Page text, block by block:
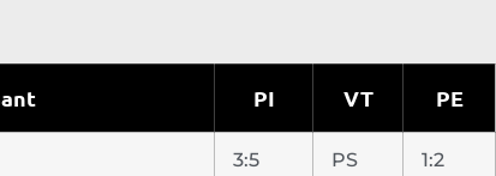
PI VT PE
3:5 PS 1:2